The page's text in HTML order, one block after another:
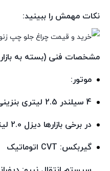
نکات مهمش را ببینید:
مشخصات فنی (بسته به
موتور:
4 سیلندر 2.5 لیتری بنزینی (حدود 170 اسب‌بخار)
در برخی بازارها دیزل 2.0 لیتری
گیربکس: